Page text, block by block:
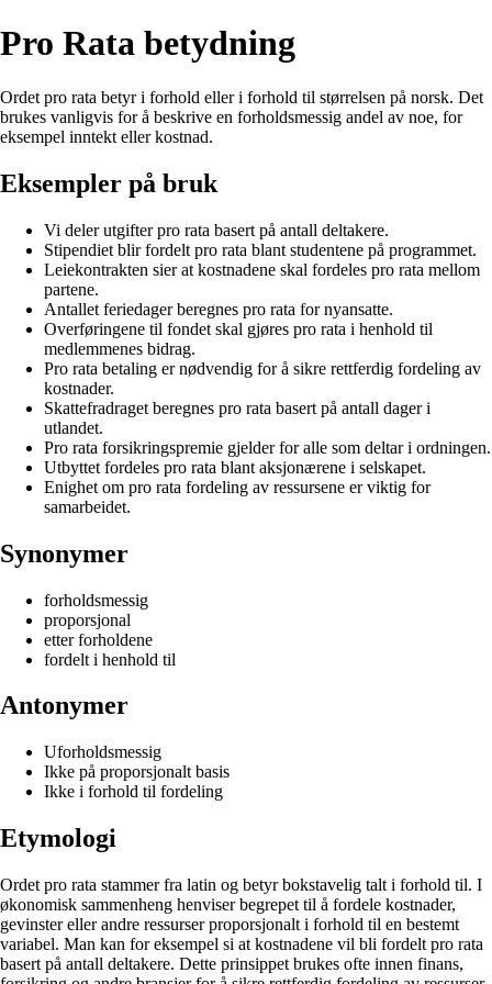
Pro Rata betydning
Ordet pro rata betyr i forhold eller i forhold til størrelsen på norsk. Det
brukes vanligvis for å beskrive en forholdsmessig andel av noe, for
eksempel inntekt eller kostnad.
Eksempler på bruk
Vi deler utgifter pro rata basert på antall deltakere.
Stipendiet blir fordelt pro rata blant studentene på programmet.
Leiekontrakten sier at kostnadene skal fordeles pro rata mellom
partene.
Antallet feriedager beregnes pro rata for nyansatte.
Overføringene til fondet skal gjøres pro rata i henhold til
medlemmenes bidrag.
Pro rata betaling er nødvendig for å sikre rettferdig fordeling av
kostnader.
Skattefradraget beregnes pro rata basert på antall dager i
utlandet.
Pro rata forsikringspremie gjelder for alle som deltar i ordningen.
Utbyttet fordeles pro rata blant aksjonærene i selskapet.
Enighet om pro rata fordeling av ressursene er viktig for
samarbeidet.
Synonymer
forholdsmessig
proporsjonal
etter forholdene
fordelt i henhold til
Antonymer
Uforholdsmessig
Ikke på proporsjonalt basis
Ikke i forhold til fordeling
Etymologi
Ordet pro rata stammer fra latin og betyr bokstavelig talt i forhold til. I
økonomisk sammenheng henviser begrepet til å fordele kostnader,
gevinster eller andre ressurser proporsjonalt i forhold til en bestemt
variabel. Man kan for eksempel si at kostnadene vil bli fordelt pro rata
basert på antall deltakere. Dette prinsippet brukes ofte innen finans,